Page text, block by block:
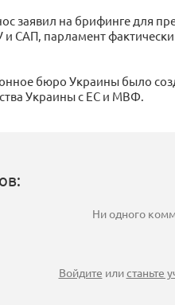
заявил на брифинге для
САП, парламент
бюро Украины было
Украины с ЕС и МВФ.
Ни одного
Войдите илистаньте